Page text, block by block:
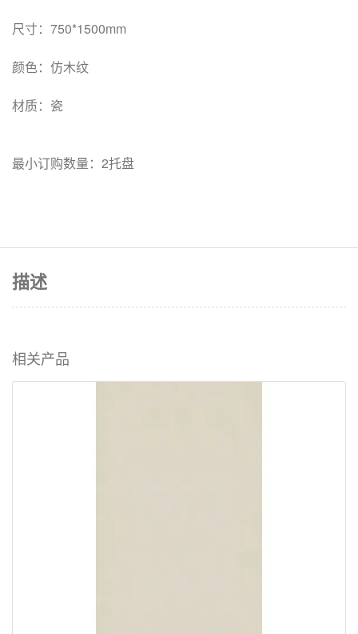
尺寸：750*1500mm
颜色：仿木纹
材质：瓷
最小订购数量：2托盘
描述
相关产品